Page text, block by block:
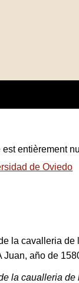
est entièrement
de Oviedo
la cavalleria
Juan, año de
la caualleria